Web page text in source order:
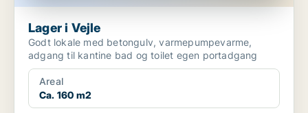
Lager i Vejle
Godt lokale med betongulv, varmepumpevarme,
adgang til kantine bad og toilet egen portadgang
Areal
Ca. 160 m2